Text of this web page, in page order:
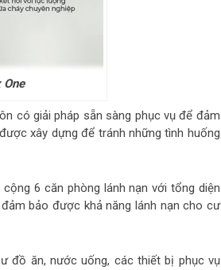
One
có giải pháp sẵn sàng phục vụ để đảm
xây dựng để tránh những tình huống
6 căn phòng lánh nạn với tổng diện
bảo được khả năng lánh nạn cho cư
đồ ăn, nước uống, các thiết bị phục vụ